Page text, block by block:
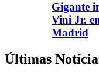
Gigante
Vini Jr.
Madrid
Últimas